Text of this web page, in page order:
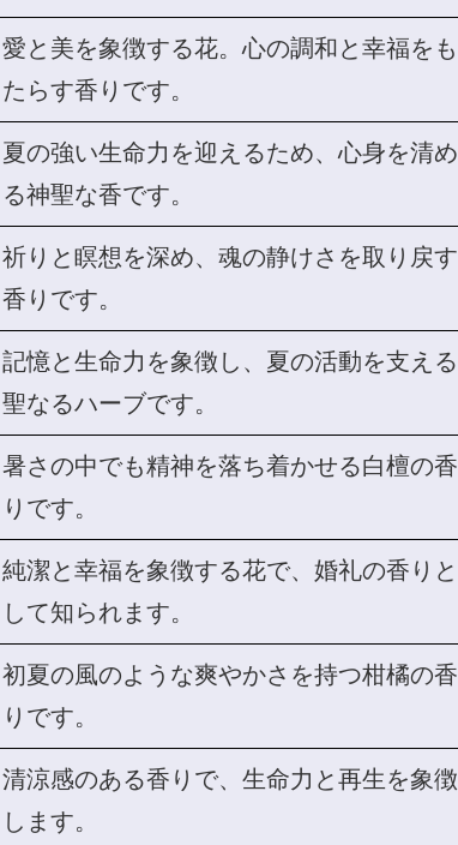
愛と美を象徴する花。心の調和と幸福をも
たらす香りです。
夏の強い生命力を迎えるため、心身を清め
る神聖な香です。
祈りと瞑想を深め、魂の静けさを取り戻す
香りです。
記憶と生命力を象徴し、夏の活動を支える
聖なるハーブです。
暑さの中でも精神を落ち着かせる白檀の香
りです。
純潔と幸福を象徴する花で、婚礼の香りと
して知られます。
初夏の風のような爽やかさを持つ柑橘の香
りです。
清涼感のある香りで、生命力と再生を象徴
します。